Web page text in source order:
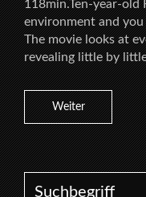
118min.Ten-year-old
environment and
The movie looks at
revealing little by
Weiter
Search for: